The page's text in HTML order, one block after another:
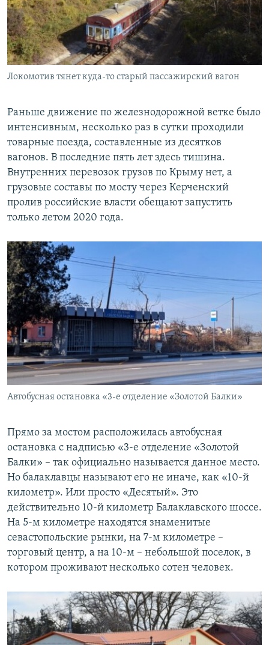
Локомотив тянет куда-то старый пассажирский вагон
Раньше движение по железнодорожной ветке было
интенсивным, несколько раз в сутки проходили
товарные поезда, составленные из десятков
вагонов. В последние пять лет здесь тишина.
Внутренних перевозок грузов по Крыму нет, а
грузовые составы по мосту через Керченский
пролив российские власти обещают запустить
только летом 2020 года.
Автобусная остановка «3-е отделение «Золотой Балки»
Прямо за мостом расположилась автобусная
остановка с надписью «3-е отделение «Золотой
Балки» – так официально называется данное место.
Но балаклавцы называют его не иначе, как «10-й
километр». Или просто «Десятый». Это
действительно 10-й километр Балаклавского шоссе.
На 5-м километре находятся знаменитые
севастопольские рынки, на 7-м километре –
торговый центр, а на 10-м – небольшой поселок, в
котором проживают несколько сотен человек.